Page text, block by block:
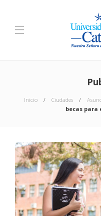
Inicio Ciudades
becas para